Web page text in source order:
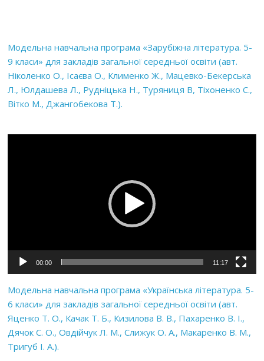
Модельна навчальна програма «Зарубіжна література. 5-
9 класи» для закладів загальної середньої освіти (авт.
Ніколенко О., Ісаєва О., Клименко Ж., Мацевко-Бекерська
Л., Юлдашева Л., Рудніцька Н., Туряниця В, Тіхоненко С.,
Вітко М., Джангобекова Т.).
00:00 11:17
Модельна навчальна програма «Українська література. 5-
6 класи» для закладів загальної середньої освіти (авт.
Яценко Т. О., Качак Т. Б., Кизилова В. В., Пахаренко В. І.,
Дячок С. О., Овдійчук Л. М., Слижук О. А., Макаренко В. М.,
Тригуб І. А.).